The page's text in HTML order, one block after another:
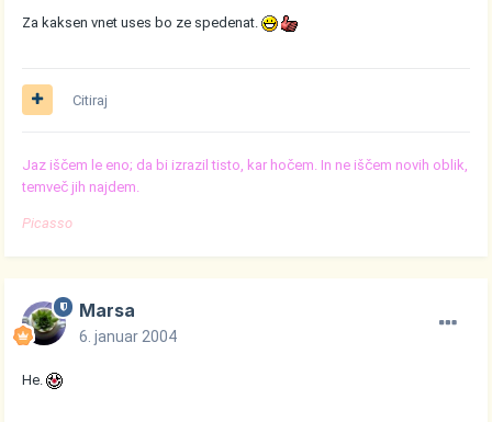
Za kaksen vnet uses bo ze spedenat.
Citiraj
Jaz iščem le eno; da bi izrazil tisto, kar hočem. In ne iščem novih oblik,
temveč jih najdem.
Picasso
Marsa
6. januar 2004
He.